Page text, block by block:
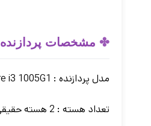
✤مشخصات پردازنده
مدل پردازنده : Intel Core i3 1005G1
تعداد هسته : 2 هسته حقیقی + 2 هسته مجازی